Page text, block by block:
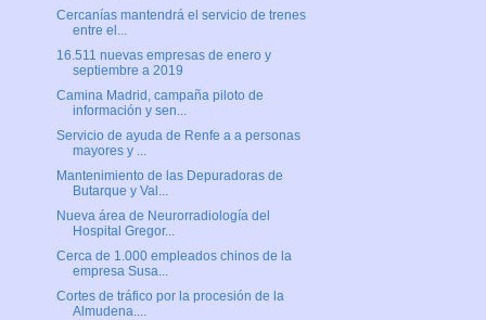
Cercanías mantendrá el servicio de trenes
entre el...
16.511 nuevas empresas de enero y
septiembre a 2019
Camina Madrid, campaña piloto de
información y sen...
Servicio de ayuda de Renfe a a personas
mayores y ...
Mantenimiento de las Depuradoras de
Butarque y Val...
Nueva área de Neurorradiología del
Hospital Gregor...
Cerca de 1.000 empleados chinos de la
empresa Susa...
Cortes de tráfico por la procesión de la
Almudena....